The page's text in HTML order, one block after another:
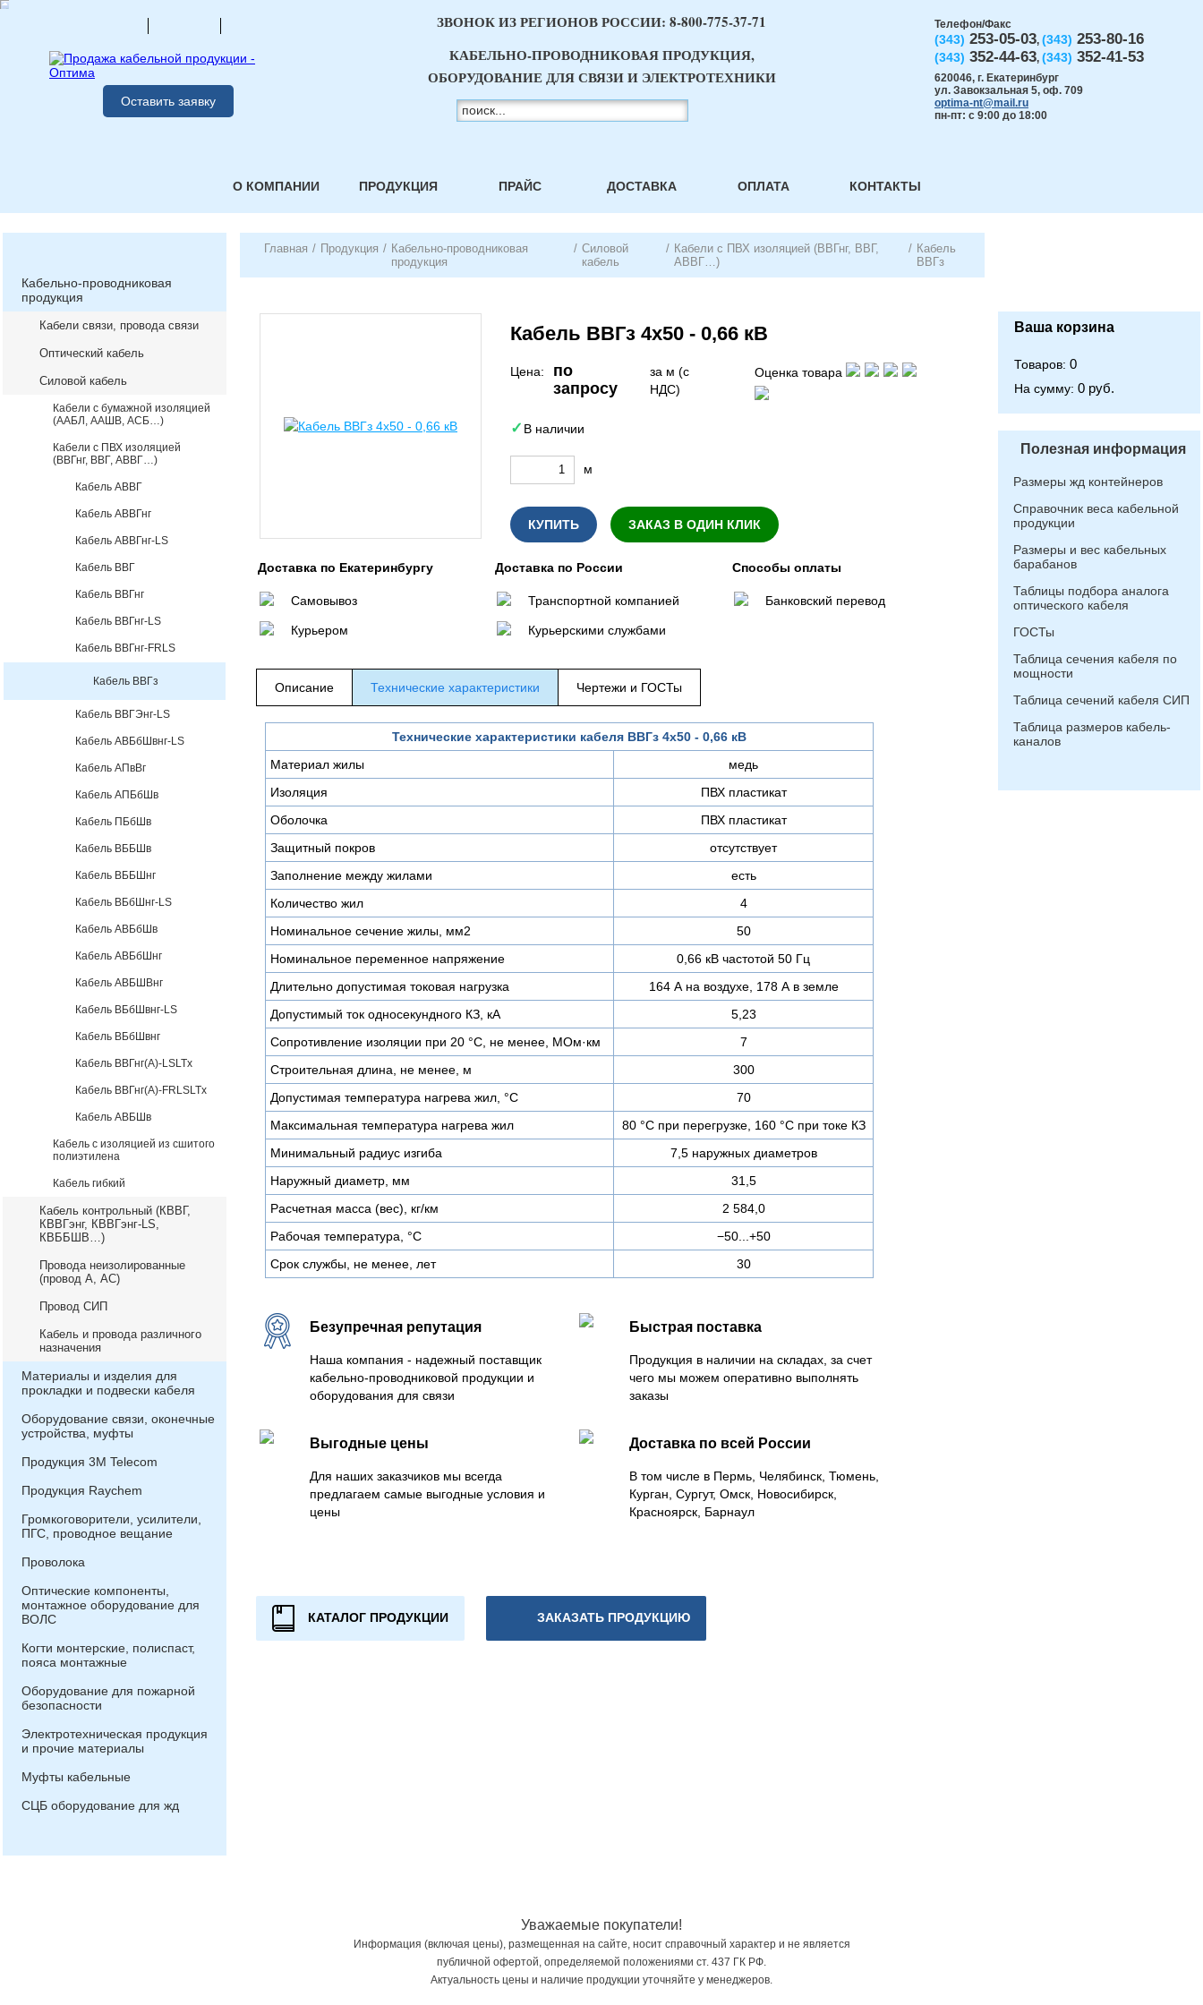
Оставить заявку
Телефон/Факс
(343) 253-05-03, (343) 253-80-16
(343) 352-44-63, (343) 352-41-53
620046, г. Екатеринбург
ул. Завокзальная 5, оф. 709
optima-nt@mail.ru
пн-пт: с 9:00 до 18:00
ЗВОНОК ИЗ РЕГИОНОВ РОССИИ: 8-800-775-37-71
КАБЕЛЬНО-ПРОВОДНИКОВАЯ ПРОДУКЦИЯ,
ОБОРУДОВАНИЕ ДЛЯ СВЯЗИ И ЭЛЕКТРОТЕХНИКИ
О КОМПАНИИ ПРОДУКЦИЯ ПРАЙС ДОСТАВКА ОПЛАТА КОНТАКТЫ
Кабельно-проводниковая
продукция
Кабели связи, провода связи
Оптический кабель
Силовой кабель
Кабели с бумажной изоляцией
(ААБЛ, ААШВ, АСБ…)
Кабели с ПВХ изоляцией
(ВВГнг, ВВГ, АВВГ…)
Кабель АВВГ
Кабель АВВГнг
Кабель АВВГнг-LS
Кабель ВВГ
Кабель ВВГнг
Кабель ВВГнг-LS
Кабель ВВГнг-FRLS
Кабель ВВГз
Кабель ВВГЭнг-LS
Кабель АВБбШвнг-LS
Кабель АПвВг
Кабель АПБбШв
Кабель ПБбШв
Кабель ВББШв
Кабель ВББШнг
Кабель ВБбШнг-LS
Кабель АВБбШв
Кабель АВБбШнг
Кабель АВБШВнг
Кабель ВБбШвнг-LS
Кабель ВБбШвнг
Кабель ВВГнг(А)-LSLTx
Кабель ВВГнг(А)-FRLSLTx
Кабель АВБШв
Кабель с изоляцией из сшитого
полиэтилена
Кабель гибкий
Кабель контрольный (КВВГ,
КВВГэнг, КВВГэнг-LS,
КВББШВ…)
Провода неизолированные
(провод А, АС)
Провод СИП
Кабель и провода различного
назначения
Материалы и изделия для
прокладки и подвески кабеля
Оборудование связи, оконечные
устройства, муфты
Продукция 3М Telecom
Продукция Raychem
Громкоговорители, усилители,
ПГС, проводное вещание
Проволока
Оптические компоненты,
монтажное оборудование для
ВОЛС
Когти монтерские, полиспаст,
пояса монтажные
Оборудование для пожарной
безопасности
Электротехническая продукция
и прочие материалы
Муфты кабельные
СЦБ оборудование для жд
Главная / Продукция / Кабельно-проводниковая
продукция
/ Силовой
кабель
/ Кабели с ПВХ изоляцией (ВВГнг, ВВГ,
АВВГ…)
/ Кабель
ВВГз
Кабель ВВГз 4х50 - 0,66 кВ
Цена:
по
запросу
за м (с
НДС)
Оценка товара
В наличии
м
КУПИТЬ ЗАКАЗ В ОДИН КЛИК
Доставка по Екатеринбургу
Самовывоз
Курьером
Доставка по России
Транспортной компанией
Курьерскими службами
Способы оплаты
Банковский перевод
Описание Технические характеристики Чертежи и ГОСТы
Технические характеристики кабеля ВВГз 4х50 - 0,66 кВ
Материал жилы
медь
Изоляция
ПВХ пластикат
Оболочка
ПВХ пластикат
Защитный покров
отсутствует
Заполнение между жилами
есть
Количество жил
4
Номинальное сечение жилы, мм2
50
Номинальное переменное напряжение
0,66 кВ частотой 50 Гц
Длительно допустимая токовая нагрузка
164 А на воздухе, 178 А в земле
Допустимый ток односекундного КЗ, кА
5,23
Сопротивление изоляции при 20 °С, не менее, МОм·км
7
Строительная длина, не менее, м
300
Допустимая температура нагрева жил, °C
70
Максимальная температура нагрева жил
80 °C при перегрузке, 160 °C при токе КЗ
Минимальный радиус изгиба
7,5 наружных диаметров
Наружный диаметр, мм
31,5
Расчетная масса (вес), кг/км
2 584,0
Рабочая температура, °C
−50...+50
Срок службы, не менее, лет
30
Безупречная репутация
Наша компания - надежный поставщик
кабельно-проводниковой продукции и
оборудования для связи
Быстрая поставка
Продукция в наличии на складах, за счет
чего мы можем оперативно выполнять
заказы
Выгодные цены
Для наших заказчиков мы всегда
предлагаем самые выгодные условия и
цены
Доставка по всей России
В том числе в Пермь, Челябинск, Тюмень,
Курган, Сургут, Омск, Новосибирск,
Красноярск, Барнаул
КАТАЛОГ ПРОДУКЦИИ ЗАКАЗАТЬ ПРОДУКЦИЮ
Ваша корзина
Товаров: 0
На сумму: 0 руб.
Полезная информация
Размеры жд контейнеров
Справочник веса кабельной
продукции
Размеры и вес кабельных
барабанов
Таблицы подбора аналога
оптического кабеля
ГОСТы
Таблица сечения кабеля по
мощности
Таблица сечений кабеля СИП
Таблица размеров кабель-
каналов
Уважаемые покупатели!
Информация (включая цены), размещенная на сайте, носит справочный характер и не является
публичной офертой, определяемой положениями ст. 437 ГК РФ.
Актуальность цены и наличие продукции уточняйте у менеджеров.